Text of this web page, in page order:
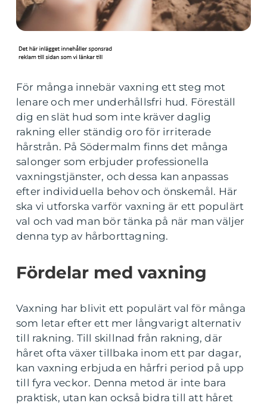
För många innebär vaxning ett steg mot
lenare och mer underhållsfri hud. Föreställ
dig en slät hud som inte kräver daglig
rakning eller ständig oro för irriterade
hårstrån. På Södermalm finns det många
salonger som erbjuder professionella
vaxningstjänster, och dessa kan anpassas
efter individuella behov och önskemål. Här
ska vi utforska varför vaxning är ett populärt
val och vad man bör tänka på när man väljer
denna typ av hårborttagning.
Fördelar med vaxning
Vaxning har blivit ett populärt val för många
som letar efter ett mer långvarigt alternativ
till rakning. Till skillnad från rakning, där
håret ofta växer tillbaka inom ett par dagar,
kan vaxning erbjuda en hårfri period på upp
till fyra veckor. Denna metod är inte bara
praktisk, utan kan också bidra till att håret